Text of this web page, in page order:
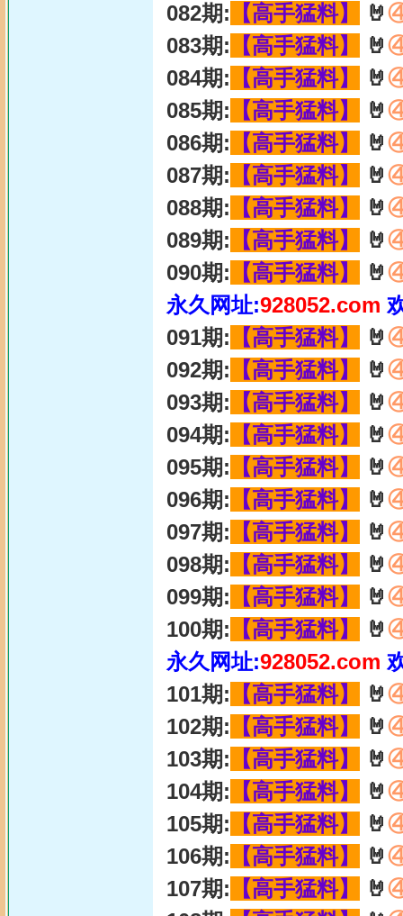
082期: 【高手猛料】 🤘
083期: 【高手猛料】 🤘
084期: 【高手猛料】 🤘
085期: 【高手猛料】 🤘
086期: 【高手猛料】 🤘
087期: 【高手猛料】 🤘
088期: 【高手猛料】 🤘
089期: 【高手猛料】 🤘
090期: 【高手猛料】 🤘
永久网址:928052.com
091期: 【高手猛料】 🤘
092期: 【高手猛料】 🤘
093期: 【高手猛料】 🤘
094期: 【高手猛料】 🤘
095期: 【高手猛料】 🤘
096期: 【高手猛料】 🤘
097期: 【高手猛料】 🤘
098期: 【高手猛料】 🤘
099期: 【高手猛料】 🤘
100期: 【高手猛料】 🤘
永久网址:928052.com
101期: 【高手猛料】 🤘
102期: 【高手猛料】 🤘
103期: 【高手猛料】 🤘
104期: 【高手猛料】 🤘
105期: 【高手猛料】 🤘
106期: 【高手猛料】 🤘
107期: 【高手猛料】 🤘